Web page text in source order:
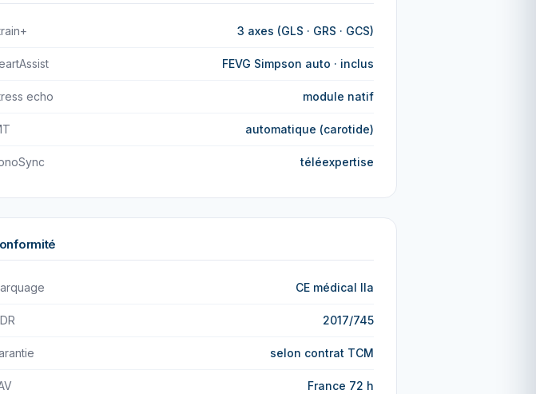
3 axes (GLS · GRS · GCS)
FEVG Simpson auto · inclus
echo module natif
automatique (carotide)
téléexpertise
CE médical IIa
2017/745
selon contrat TCM
France 72 h